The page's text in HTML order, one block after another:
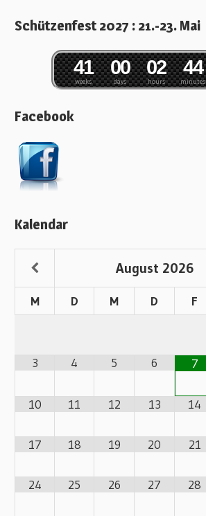
Schützenfest 2027 : 21.-23. Mai
weeks
41
days
00
hours
02
minutes
44
Facebook
Kalendar
August 2026
M D M D F
3 4 5 6 7
10 11 12 13 14
17 18 19 20 21
24 25 26 27 28